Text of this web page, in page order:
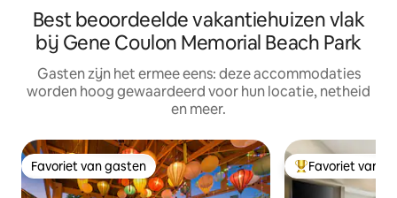
Best beoordeelde vakantiehuizen vlak
bij Gene Coulon Memorial Beach Park
Gasten zijn het ermee eens: deze accommodaties
worden hoog gewaardeerd voor hun locatie, netheid
en meer.
Favoriet van gasten
Favoriet van gasten Topfavoriet van
Favoriet van